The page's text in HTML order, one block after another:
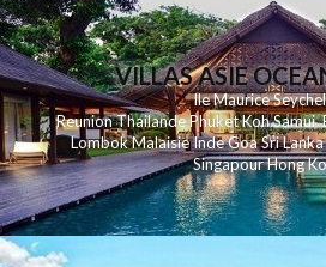
VILLAS ASIE
Ile Maurice
ReunionThailandePhuketKohSamui
LombokMalaisieIndeGoaSri Lanka
SingapourHong